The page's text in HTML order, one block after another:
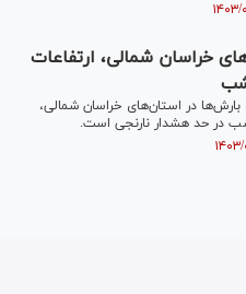
خراسان شمالی، ارتفاعات
در استان‌های خراسان شمالی،
در حد هشدار نارنجی است.